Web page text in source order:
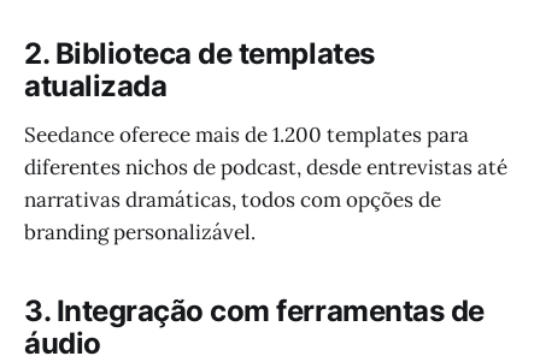
2. Biblioteca de templates
atualizada
Seedance oferece mais de 1.200 templates para
diferentes nichos de podcast, desde entrevistas até
narrativas dramáticas, todos com opções de
branding personalizável.
3. Integração com ferramentas de
áudio